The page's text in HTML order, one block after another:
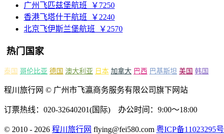
广州飞匹兹堡航班
￥7250
香港飞塔什干航班
￥2240
北京飞伊斯兰堡航班
￥2570
热门国家
泰国 哥伦比亚 德国 澳大利亚 日本 加拿大 巴西 巴基斯坦 美国 韩国
程川旅行网 © 广州市飞瀛商务服务有限公司旗下网站
订票热线：020-32640201(国际) 办公时间：9:00～18:00
© 2010 - 2026 程川旅行网 flying@fei580.com 粤ICP备11023295号